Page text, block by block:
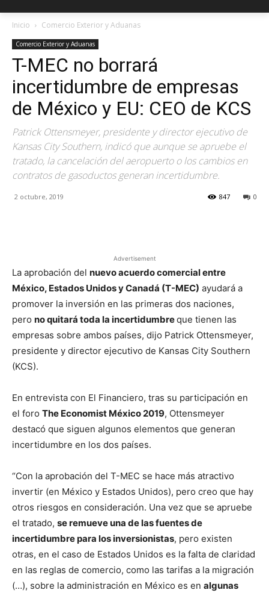
Inicio Comercio Exterior y Aduanas
Comercio Exterior y Aduanas
T-MEC no borrará
incertidumbre de empresas
de México y EU: CEO de KCS
Patrick Ottensmeyer, presidente y director ejecutivo de
Kansas City Southern, indicó que aunque se apruebe el
tratado, la cancelación del aeropuerto o los cambios en
contratos de gasoductos generan incertidumbre.
2 octubre, 2019 0
847
Advertisement
La aprobación del nuevo acuerdo comercial entre
México, Estados Unidos y Canadá (T-MEC) ayudará a
promover la inversión en las primeras dos naciones,
pero no quitará toda la incertidumbreque tienen las
empresas sobre ambos países, dijo Patrick Ottensmeyer,
presidente y director ejecutivo de Kansas City Southern
(KCS).
En entrevista con El Financiero, tras su participación en
el foro The Economist México 2019, Ottensmeyer
destacó que siguen algunos elementos que generan
incertidumbre en los dos países.
“Con la aprobación del T-MEC se hace más atractivo
invertir (en México y Estados Unidos), pero creo que hay
otros riesgos en consideración. Una vez que se apruebe
el tratado, se remueve una de las fuentes de
incertidumbre para los inversionistas, pero existen
otras, en el caso de Estados Unidos es la falta de claridad
en las reglas de comercio, como las tarifas a la migración
(…), sobre la administración en México es en algunas